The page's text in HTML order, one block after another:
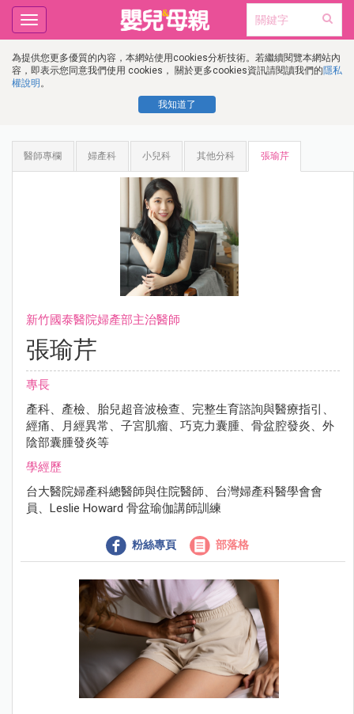
為提供您更多優質的內容，本網站使用cookies分析技術。若繼續閱覽本網站內
容，即表示您同意我們使用 cookies， 關於更多cookies資訊請閱讀我們的隱私
權說明 。
我知道了
Toggle
navigation
醫師專欄 婦產科 小兒科 其他分科 張瑜芹
新竹國泰醫院婦產部主治醫師
張瑜芹
專長
產科、產檢、胎兒超音波檢查、完整生育諮詢與醫療指引、
經痛、月經異常、子宮肌瘤、巧克力囊腫、骨盆腔發炎、外
陰部囊腫發炎等
學經歷
台大醫院婦產科總醫師與住院醫師、台灣婦產科醫學會會
員、Leslie Howard 骨盆瑜伽講師訓練
粉絲專頁 部落格